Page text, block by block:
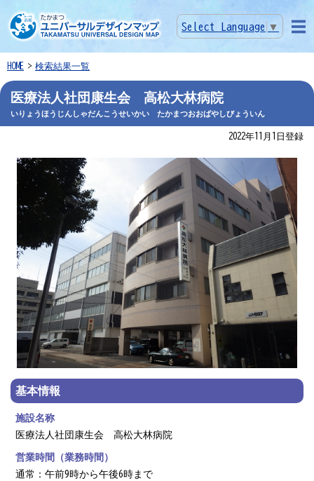
Select Language ▼
HOME 検索結果一覧
医療法人社団康生会 高松大林病院
いりょうほうじんしゃだんこうせいかい たかまつおおばやしびょういん
2022年11月1日登録
基本情報
施設名称
医療法人社団康生会 高松大林病院
営業時間（業務時間）
通常：午前9時から午後6時まで